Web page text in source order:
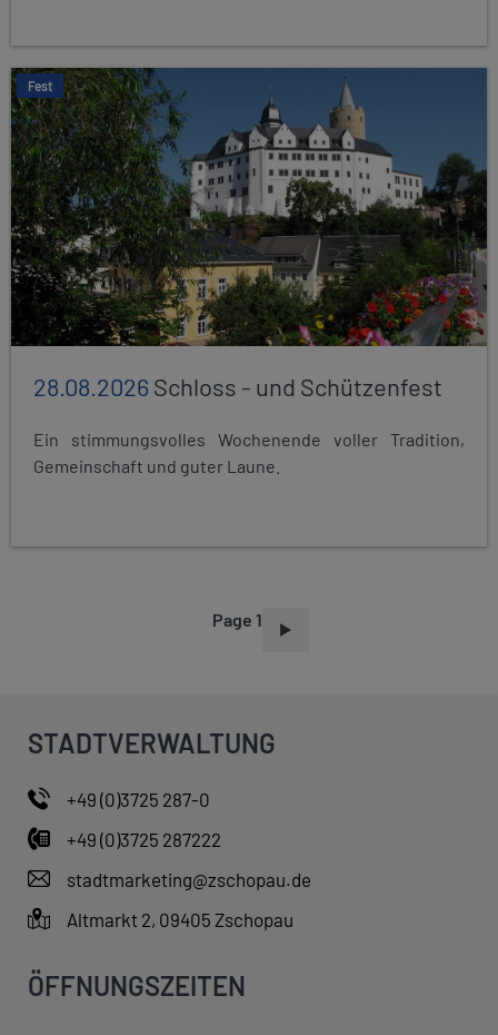
Fest
28.08.2026Schloss - und Schützenfest
Ein stimmungsvolles Wochenende voller Tradition,
Gemeinschaft und guter Laune.
Page 1
STADTVERWALTUNG
+49 (0)3725 287-0
+49 (0)3725 287222
stadtmarketing@zschopau.de
Altmarkt 2, 09405 Zschopau
ÖFFNUNGSZEITEN